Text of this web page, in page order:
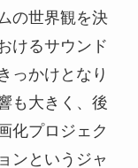
の世界観を決
けるサウンド
っかけとなり
も大きく、後
化プロジェク
ンというジャ